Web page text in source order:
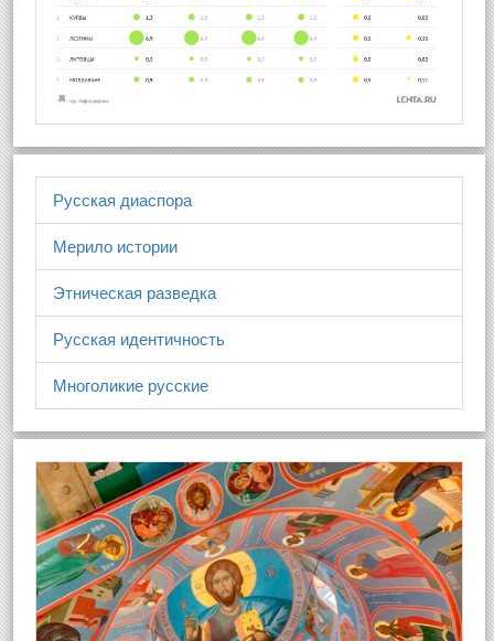
Русская диаспора
Мерило истории
Этническая разведка
Русская идентичность
Многоликие русские